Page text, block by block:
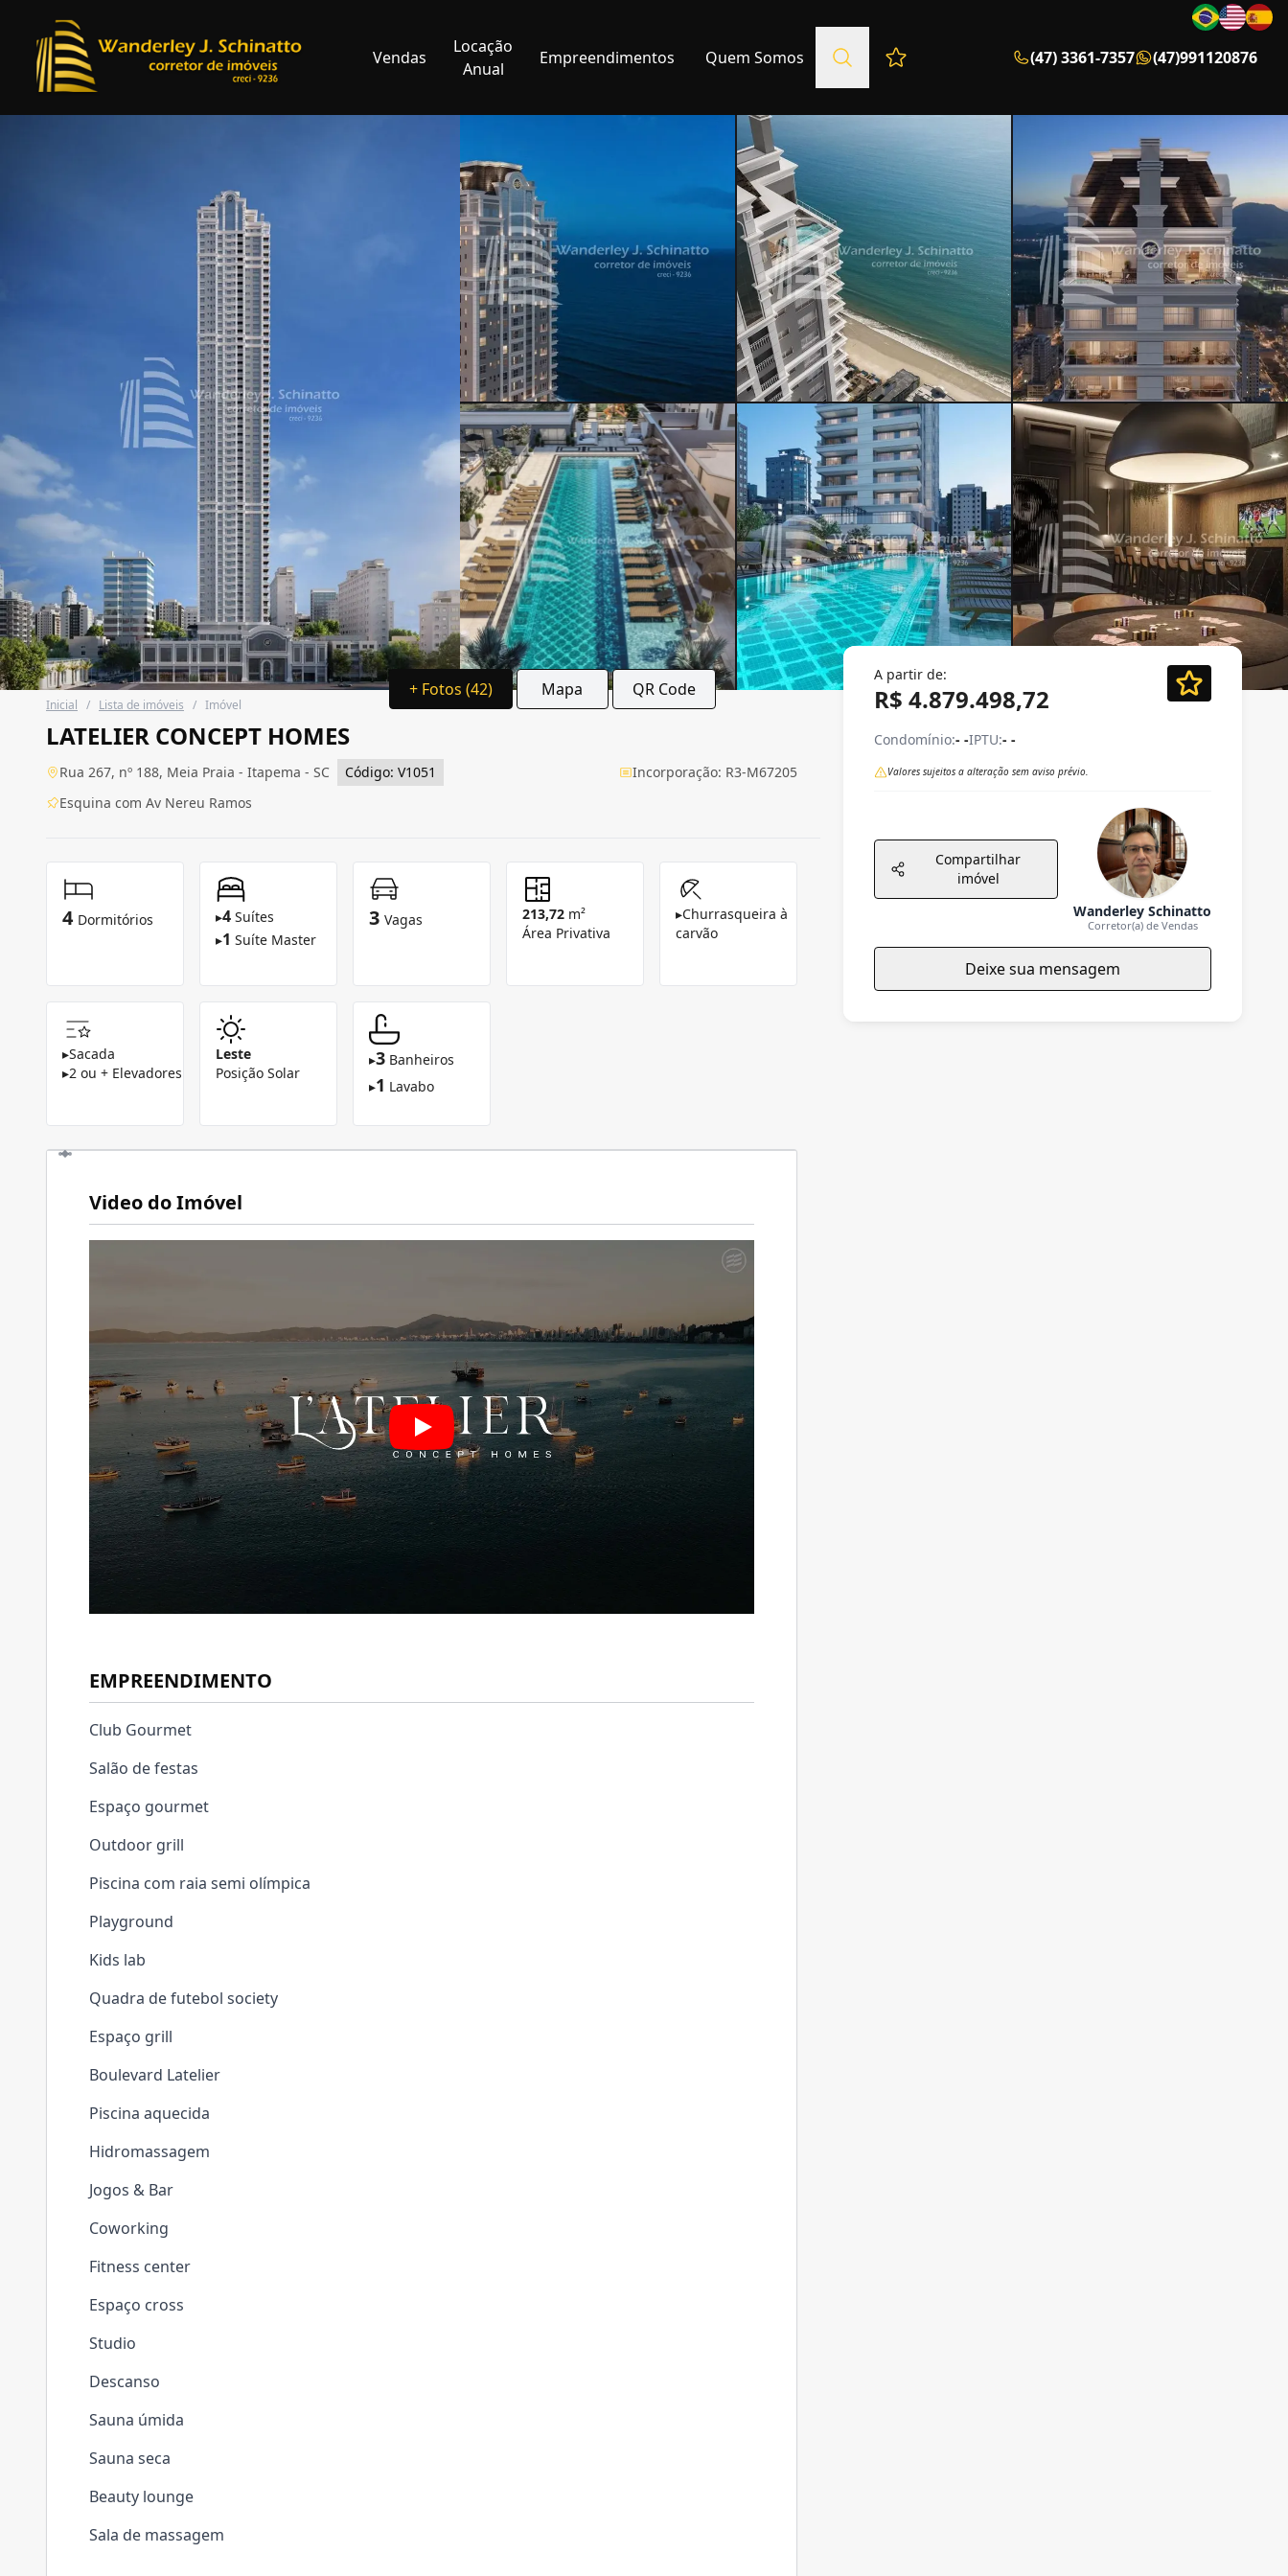
Vendas
Locação
Anual
Empreendimentos Quem Somos Favoritos (0 itens) (47) 3361-7357 (47)991120876
+ Fotos (42) Mapa QR Code
Inicial / Lista de imóveis / Imóvel
LATELIER CONCEPT HOMES
Rua 267, nº 188, Meia Praia - Itapema - SC Código: V1051
Incorporação: R3-M67205
Esquina com Av Nereu Ramos
4 Dormitórios ▸4 Suítes
▸1 Suíte Master
3 Vagas 213,72 m²
Área Privativa
▸Churrasqueira à
carvão
▸Sacada
▸2 ou + Elevadores
Leste
Posição Solar
▸3 Banheiros
▸1 Lavabo
Video do Imóvel
EMPREENDIMENTO
Club Gourmet
Salão de festas
Espaço gourmet
Outdoor grill
Piscina com raia semi olímpica
Playground
Kids lab
Quadra de futebol society
Espaço grill
Boulevard Latelier
Piscina aquecida
Hidromassagem
Jogos & Bar
Coworking
Fitness center
Espaço cross
Studio
Descanso
Sauna úmida
Sauna seca
Beauty lounge
Sala de massagem
A partir de:
R$ 4.879.498,72
Condomínio:- -IPTU:- -
Valores sujeitos a alteração sem aviso prévio.
Compartilhar
imóvel
Wanderley Schinatto
Corretor(a) de Vendas
Deixe sua mensagem